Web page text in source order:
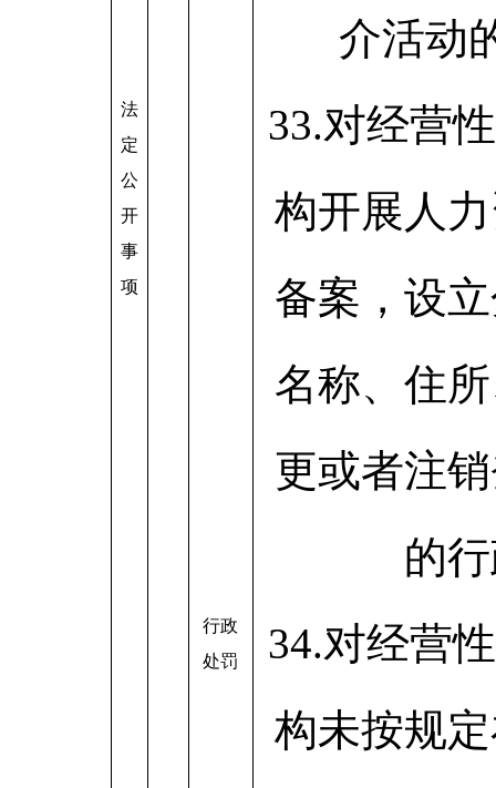
法
定
公
开
事
项
行政
处罚
介活动
33.对经营
构开展人
备案，设
名称、住
更或者注
的
34.对经营
构未按规